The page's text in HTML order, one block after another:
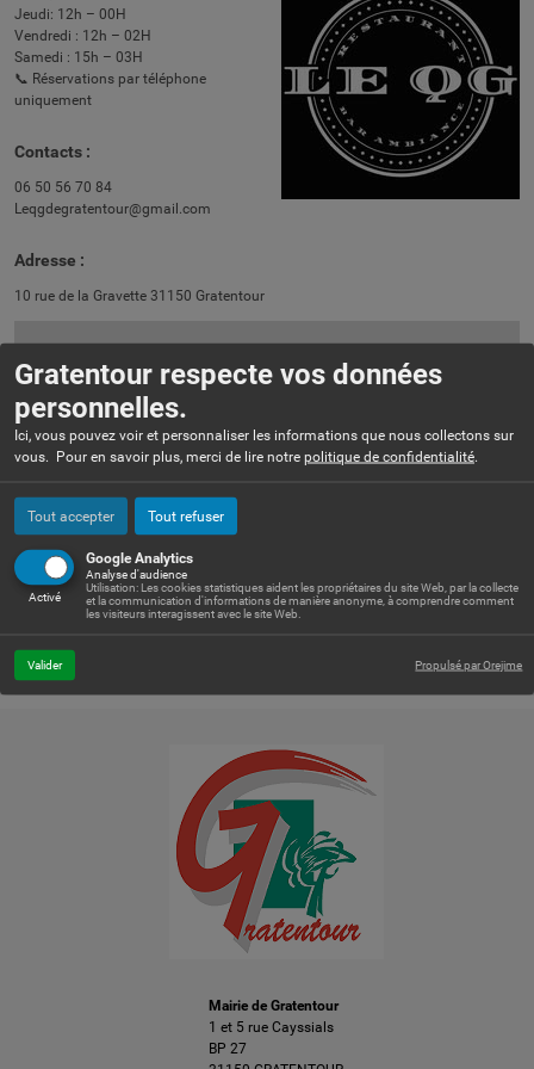
Gratentour respecte vos données
personnelles.
Ici, vous pouvez voir et personnaliser les informations que nous collectons sur
vous. Pour en savoir plus, merci de lire notre politique de confidentialité.
Tout accepter Tout refuser
Google Analytics
Activé
Analyse d'audience
Utilisation: Les cookies statistiques aident les propriétaires du site Web, par la collecte
et la communication d'informations de manière anonyme, à comprendre comment
les visiteurs interagissent avec le site Web.
Valider Propulsé par Orejime
Jeudi: 12h – 00H
Vendredi : 12h – 02H
Samedi : 15h – 03H
📞 Réservations par téléphone
uniquement
Contacts :
06 50 56 70 84
Leqgdegratentour@gmail.com
Adresse :
10 rue de la Gravette 31150 Gratentour
+
OpenStreetMapcontributors
Mairie de Gratentour
1 et 5 rue Cayssials
BP 27